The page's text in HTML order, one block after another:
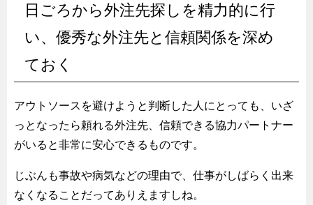
日ごろから外注先探しを精力的に行
い、優秀な外注先と信頼関係を深め
ておく
アウトソースを避けようと判断した人にとっても、いざ
っとなったら頼れる外注先、信頼できる協力パートナー
がいると非常に安心できるものです。
じぶんも事故や病気などの理由で、仕事がしばらく出来
なくなることだってありえますしね。